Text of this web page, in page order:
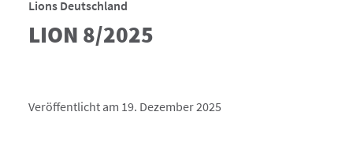
Lions Deutschland
LION 8/2025
Veröffentlicht am 19. Dezember 2025